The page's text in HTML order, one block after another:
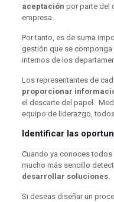
aceptación por parte del
empresa.
Por tanto, es de suma
gestión que se
internos de los
Los representantes de
proporcionar
el descarte del papel.
equipo de liderazgo,
Identificar las
Cuando ya conoces
mucho más sencillo
desarrollar soluciones.
Si deseas diseñar un